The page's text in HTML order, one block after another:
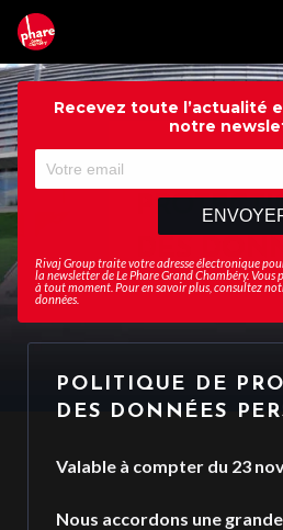
Recevez toute l’actualité
notre
Rivaj Group traite votre adresse électronique
la newsletter deLe Phare Grand Chambéry. Vous
à tout moment. Pour en savoir plus, consultez
données
POLITIQUE DE
DES DONNÉES
Valable à compter du 23
Nous accordons une